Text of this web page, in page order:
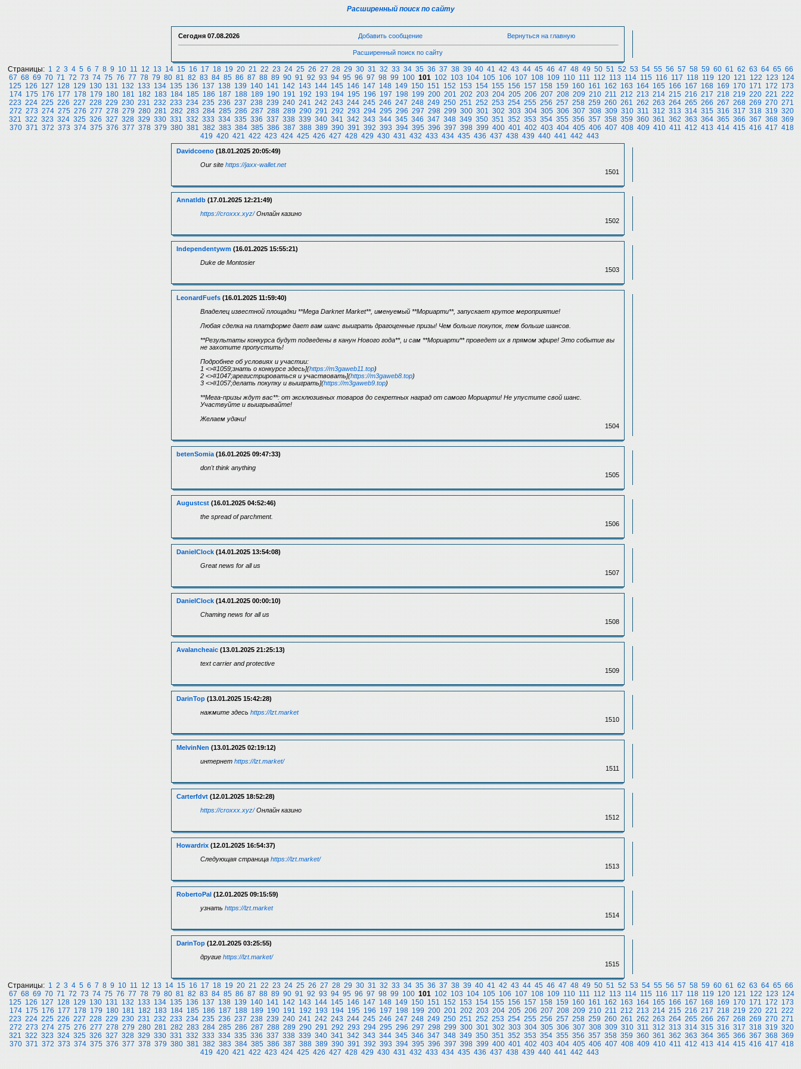
Расширенный поиск по сайту
Сегодня 07.08.2026 Добавить сообщение Вернуться на главную
Расширенный поиск по сайту
Страницы: 1 2 3 4 5 6 7 8 9 10 11 12 13 14 15 16 17 18 19 20 21 22 23 24 25 26 27 28 29 30 31 32 33 34 35 36 37 38 39 40 41 42 43 44 45 46 47 48 49 50 51 52 53 54 55 56 57 58 59 60 61 62 63 64 65 66
67 68 69 70 71 72 73 74 75 76 77 78 79 80 81 82 83 84 85 86 87 88 89 90 91 92 93 94 95 96 97 98 99 100 101 102 103 104 105 106 107 108 109 110 111 112 113 114 115 116 117 118 119 120 121 122 123 124
125 126 127 128 129 130 131 132 133 134 135 136 137 138 139 140 141 142 143 144 145 146 147 148 149 150 151 152 153 154 155 156 157 158 159 160 161 162 163 164 165 166 167 168 169 170 171 172 173
174 175 176 177 178 179 180 181 182 183 184 185 186 187 188 189 190 191 192 193 194 195 196 197 198 199 200 201 202 203 204 205 206 207 208 209 210 211 212 213 214 215 216 217 218 219 220 221
222
223 224 225 226 227 228 229 230 231 232 233 234 235 236 237 238 239 240 241 242 243 244 245 246 247 248 249 250 251 252 253 254 255 256 257 258 259 260 261 262 263 264 265 266 267 268 269 270 271
272 273 274 275 276 277 278 279 280 281 282 283 284 285 286 287 288 289 290 291 292 293 294 295 296 297 298 299 300 301 302 303 304 305 306 307 308 309 310 311 312 313 314 315 316 317 318 319 320
321
322 323 324 325 326 327 328 329 330 331 332 333 334 335 336 337 338 339 340 341 342 343 344 345 346 347 348 349 350 351 352 353 354 355 356 357 358 359 360 361 362 363 364 365 366 367 368 369
370 371 372 373 374 375 376 377 378 379 380 381 382 383 384 385 386 387 388 389 390 391 392 393 394 395 396 397 398 399 400 401 402 403 404 405 406 407 408 409 410 411 412 413 414 415 416 417 418
419 420 421 422 423 424 425 426 427 428 429 430 431 432 433 434 435 436 437 438 439 440 441 442 443
Davidcoeno (18.01.2025 20:05:49)
Our site https://jaxx-wallet.net
1501
Annatldb (17.01.2025 12:21:49)
https://croxxx.xyz/Онлайн казино
1502
Independentywm (16.01.2025 15:55:21)
Duke de Montosier
1503
LeonardFuefs (16.01.2025 11:59:40)
Владелец известной площадки **Mega Darknet Market**, именуемый **Мориарти**, запускает крутое мероприятие!
Любая сделка на платформе дает вам шанс выиграть драгоценные призы! Чем больше покупок, тем больше шансов.
**Результаты конкурса будут подведены в канун Нового года**, и сам **Мориарти** проведет их в прямом эфире! Это событие вы
не захотите пропустить!
Подробнее об условиях и участии:
1 <>#1059;знать о конкурсе здесь](https://m3gaweb11.top)
2 <>#1047;арегистрироваться и участвовать](https://m3gaweb8.top)
3 <>#1057;делать покупку и выиграть](https://m3gaweb9.top)
**Мега-призы ждут вас**: от эксклюзивных товаров до секретных наград от самого Мориарти! Не упустите свой шанс.
Участвуйте и выигрывайте!
Желаем удачи!
1504
betenSomia (16.01.2025 09:47:33)
don't think anything
1505
Augustcst (16.01.2025 04:52:46)
the spread of parchment.
1506
DanielClock (14.01.2025 13:54:08)
Great news for all us
1507
DanielClock (14.01.2025 00:00:10)
Chaming news for all us
1508
Avalancheaic (13.01.2025 21:25:13)
text carrier and protective
1509
DarinTop (13.01.2025 15:42:28)
нажмите здесь https://lzt.market
1510
MelvinNen (13.01.2025 02:19:12)
интернет https://lzt.market/
1511
Carterfdvt (12.01.2025 18:52:28)
https://croxxx.xyz/Онлайн казино
1512
Howardrix (12.01.2025 16:54:37)
Следующая страница https://lzt.market/
1513
RobertoPal (12.01.2025 09:15:59)
узнать https://lzt.market
1514
DarinTop (12.01.2025 03:25:55)
другие https://lzt.market/
1515
Страницы: 1 2 3 4 5 6 7 8 9 10 11 12 13 14 15 16 17 18 19 20 21 22 23 24 25 26 27 28 29 30 31 32 33 34 35 36 37 38 39 40 41 42 43 44 45 46 47 48 49 50 51 52 53 54 55 56 57 58 59 60 61 62 63 64 65 66
67 68 69 70 71 72 73 74 75 76 77 78 79 80 81 82 83 84 85 86 87 88 89 90 91 92 93 94 95 96 97 98 99 100 101 102 103 104 105 106 107 108 109 110 111 112 113 114 115 116 117 118 119 120 121 122 123 124
125 126 127 128 129 130 131 132 133 134 135 136 137 138 139 140 141 142 143 144 145 146 147 148 149 150 151 152 153 154 155 156 157 158 159 160 161 162 163 164 165 166 167 168 169 170 171 172 173
174 175 176 177 178 179 180 181 182 183 184 185 186 187 188 189 190 191 192 193 194 195 196 197 198 199 200 201 202 203 204 205 206 207 208 209 210 211 212 213 214 215 216 217 218 219 220 221
222
223 224 225 226 227 228 229 230 231 232 233 234 235 236 237 238 239 240 241 242 243 244 245 246 247 248 249 250 251 252 253 254 255 256 257 258 259 260 261 262 263 264 265 266 267 268 269 270 271
272 273 274 275 276 277 278 279 280 281 282 283 284 285 286 287 288 289 290 291 292 293 294 295 296 297 298 299 300 301 302 303 304 305 306 307 308 309 310 311 312 313 314 315 316 317 318 319 320
321
322 323 324 325 326 327 328 329 330 331 332 333 334 335 336 337 338 339 340 341 342 343 344 345 346 347 348 349 350 351 352 353 354 355 356 357 358 359 360 361 362 363 364 365 366 367 368 369
370 371 372 373 374 375 376 377 378 379 380 381 382 383 384 385 386 387 388 389 390 391 392 393 394 395 396 397 398 399 400 401 402 403 404 405 406 407 408 409 410 411 412 413 414 415 416 417 418
419 420 421 422 423 424 425 426 427 428 429 430 431 432 433 434 435 436 437 438 439 440 441 442 443